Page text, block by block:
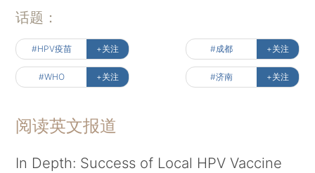
话题：
#HPV疫苗 +关注 #成都 +关注
#WHO +关注 #济南 +关注
阅读英文报道
In Depth: Success of Local HPV Vaccine